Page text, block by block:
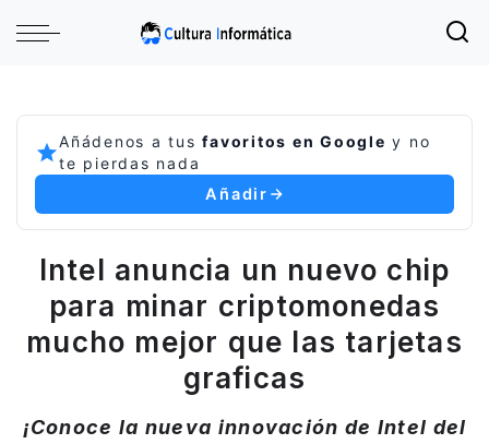
Añádenos a tusfavoritos en Google y no
te pierdas nada
Añadir
Intel anuncia un nuevo chip
para minar criptomonedas
mucho mejor que las tarjetas
graficas
¡Conoce la nueva innovación de Intel del